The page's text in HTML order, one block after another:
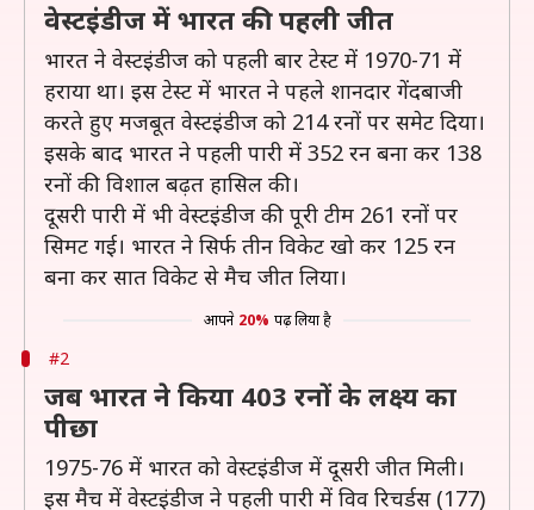
वेस्टइंडीज में भारत की पहली जीत
भारत ने वेस्टइंडीज को पहली बार टेस्ट में 1970-71 में
हराया था। इस टेस्ट में भारत ने पहले शानदार गेंदबाजी
करते हुए मजबूत वेस्टइंडीज को 214 रनों पर समेट दिया।
इसके बाद भारत ने पहली पारी में 352 रन बना कर 138
रनों की विशाल बढ़त हासिल की।
दूसरी पारी में भी वेस्टइंडीज की पूरी टीम 261 रनों पर
सिमट गई। भारत ने सिर्फ तीन विकेट खो कर 125 रन
बना कर सात विकेट से मैच जीत लिया।
आपने 20% पढ़ लिया है
#2
जब भारत ने किया 403 रनों के लक्ष्य का
पीछा
1975-76 में भारत को वेस्टइंडीज में दूसरी जीत मिली।
इस मैच में वेस्टइंडीज ने पहली पारी में विव रिचर्डस (177)